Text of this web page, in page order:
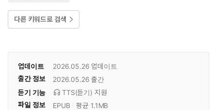
다른 키워드로 검색
업데이트 2026.05.26 업데이트
출간 정보
2026.05.26 출간
듣기 기능
TTS(듣기) 지원
파일 정보
EPUB
평균 1.1MB